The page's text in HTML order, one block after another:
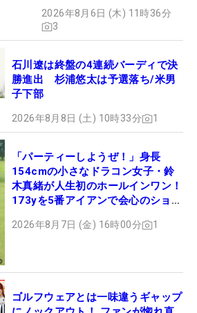
2026年8月6日 (木) 11時36分
3
石川遼は終盤の4連続バーディで決
勝進出 杉浦悠太は予選落ち/米男
子下部
2026年8月8日 (土) 10時33分 1
「パーティーしようぜ！」身長
154cmの小さなドラコン女子・鈴
木真緒が人生初のホールインワン！
173yを5番アイアンで会心のショッ
2026年8月7日 (金) 16時00分 1
ゴルフウェアとは一味違うギャップ